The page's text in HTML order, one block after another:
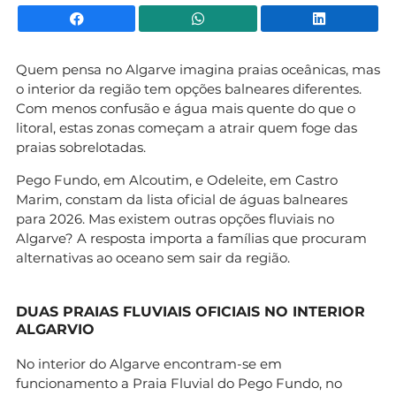
Facebook WhatsApp
Quem pensa no Algarve imagina praias oceânicas, mas
o interior da região tem opções balneares diferentes.
Com menos confusão e água mais quente do que o
litoral, estas zonas começam a atrair quem foge das
praias sobrelotadas.
Pego Fundo, em Alcoutim, e Odeleite, em Castro
Marim, constam da lista oficial de águas balneares
para 2026. Mas existem outras opções fluviais no
Algarve? A resposta importa a famílias que procuram
alternativas ao oceano sem sair da região.
DUAS PRAIAS FLUVIAIS OFICIAIS NO INTERIOR
ALGARVIO
No interior do Algarve encontram-se em
funcionamento a Praia Fluvial do Pego Fundo, no